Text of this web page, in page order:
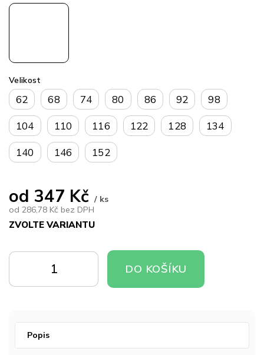
od 347 Kč / ks
od 286,78 Kč bez DPH
ZVOLTE VARIANTU
cena:
Velikost
62 68 74 80 86 92 98
104 110 116 122 128 134
140 146 152
KOŠÍKU
KOŠÍKU
DO KOŠÍKU
Popis